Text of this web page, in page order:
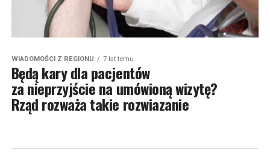
WIADOMOŚCI Z REGIONU 7 lat temu
Będą kary dla pacjentów
za nieprzyjście na umówioną wizytę?
Rząd rozważa takie rozwiazanie